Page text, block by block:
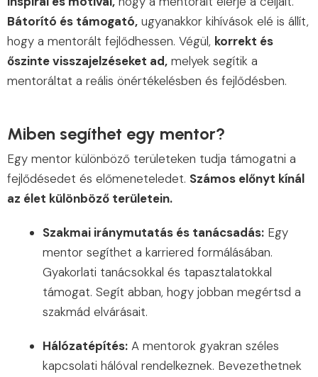
Bátorító és támogató, ugyanakkor kihívások elé is állít,
hogy a mentorált fejlődhessen. Végül, korrekt és
őszinte visszajelzéseket ad, melyek segítik a
mentoráltat a reális önértékelésben és fejlődésben.
Miben segíthet egy mentor?
Egy mentor különböző területeken tudja támogatni a
fejlődésedet és előmeneteledet. Számos előnyt kínál
az élet különböző területein.
Szakmai iránymutatás és tanácsadás: Egy
mentor segíthet a karriered formálásában.
Gyakorlati tanácsokkal és tapasztalatokkal
támogat. Segít abban, hogy jobban megértsd a
szakmád elvárásait.
Hálózatépítés: A mentorok gyakran széles
kapcsolati hálóval rendelkeznek. Bevezethetnek